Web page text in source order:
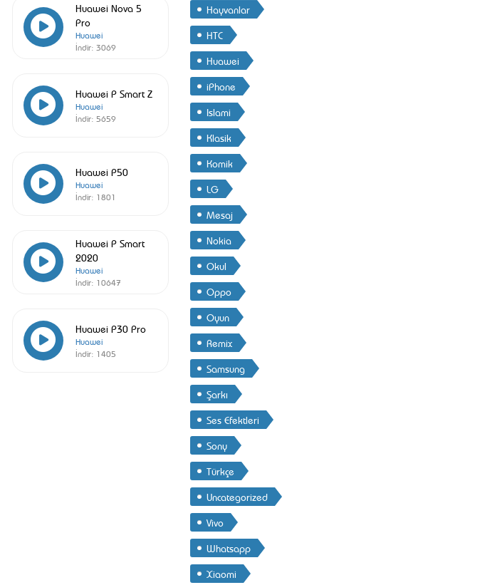
Huawei Nova 5
Pro
Huawei
İndir: 3069
Huawei P Smart Z
Huawei
İndir: 5659
Huawei P50
Huawei
İndir: 1801
Huawei P Smart
2020
Huawei
İndir: 10647
Huawei P30 Pro
Huawei
İndir: 1405
Hayvanlar
HTC
Huawei
iPhone
Islami
Klasik
Komik
LG
Mesaj
Nokia
Okul
Oppo
Oyun
Remix
Samsung
Şarkı
Ses Efektleri
Sony
Türkçe
Uncategorized
Vivo
Whatsapp
Xiaomi